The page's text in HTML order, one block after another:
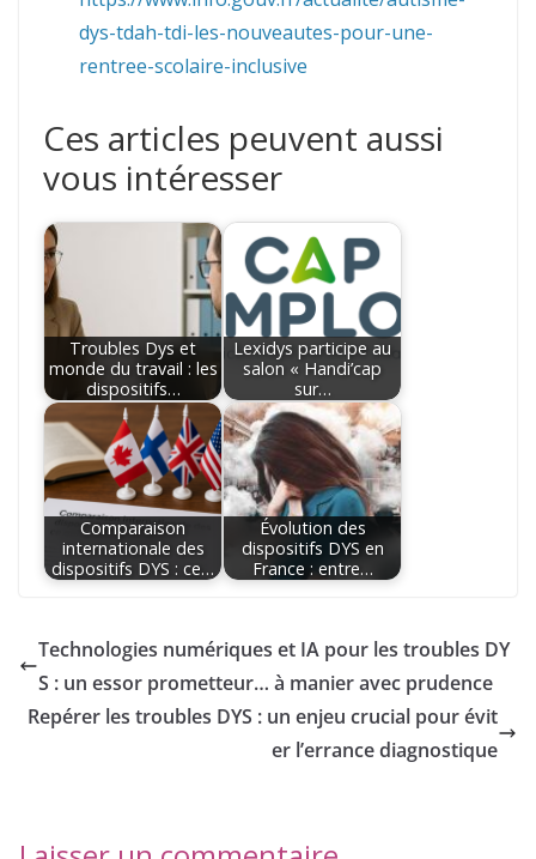
dys-tdah-tdi-les-nouveautes-pour-une-
rentree-scolaire-inclusive
Ces articles peuvent aussi
vous intéresser
Troubles Dys et
monde du travail : les
dispositifs…
Lexidys participe au
salon « Handi’cap
sur…
Comparaison
internationale des
dispositifs DYS : ce…
Évolution des
dispositifs DYS en
France : entre…
Technologies numériques et IA pour les troubles DY
S : un essor prometteur… à manier avec prudence
Repérer les troubles DYS : un enjeu crucial pour évit
er l’errance diagnostique